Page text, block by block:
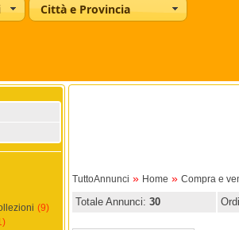
Città e Provincia
(9)
TuttoAnnunci » Home » Compra e
Totale Annunci: 30